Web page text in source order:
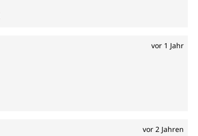
vor 1 Jahr
vor 2 Jahren